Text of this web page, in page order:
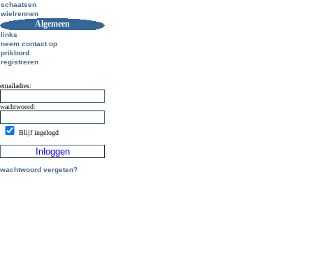
schaatsen
wielrennen
Algemeen
links
neem contact op
prikbord
registreren
emailadres:
wachtwoord:
Blijf ingelogd
wachtwoord vergeten?